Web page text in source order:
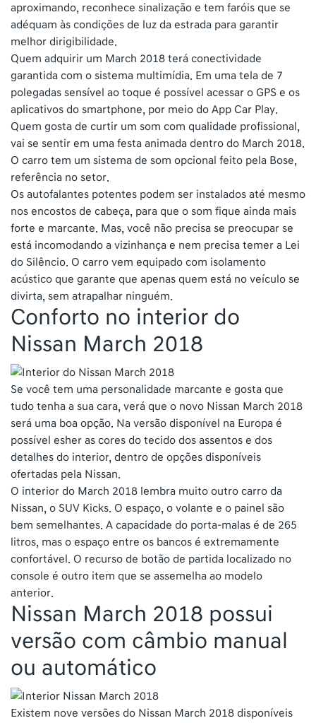
aproximando, reconhece sinalização e tem faróis que se
adéquam às condições de luz da estrada para garantir
melhor dirigibilidade.
Quem adquirir um March 2018 terá conectividade
garantida com o sistema multimídia. Em uma tela de 7
polegadas sensível ao toque é possível acessar o GPS e os
aplicativos do smartphone, por meio do App Car Play.
Quem gosta de curtir um som com qualidade profissional,
vai se sentir em uma festa animada dentro do March 2018.
O carro tem um sistema de som opcional feito pela Bose,
referência no setor.
Os autofalantes potentes podem ser instalados até mesmo
nos encostos de cabeça, para que o som fique ainda mais
forte e marcante. Mas, você não precisa se preocupar se
está incomodando a vizinhança e nem precisa temer a Lei
do Silêncio. O carro vem equipado com isolamento
acústico que garante que apenas quem está no veículo se
divirta, sem atrapalhar ninguém.
Conforto no interior do
Nissan March 2018
Se você tem uma personalidade marcante e gosta que
tudo tenha a sua cara, verá que o novo Nissan March 2018
será uma boa opção. Na versão disponível na Europa é
possível esher as cores do tecido dos assentos e dos
detalhes do interior, dentro de opções disponíveis
ofertadas pela Nissan.
O interior do March 2018 lembra muito outro carro da
Nissan, o SUV Kicks. O espaço, o volante e o painel são
bem semelhantes. A capacidade do porta-malas é de 265
litros, mas o espaço entre os bancos é extremamente
confortável. O recurso de botão de partida localizado no
console é outro item que se assemelha ao modelo
anterior.
Nissan March 2018 possui
versão com câmbio manual
ou automático
Existem nove versões do Nissan March 2018 disponíveis